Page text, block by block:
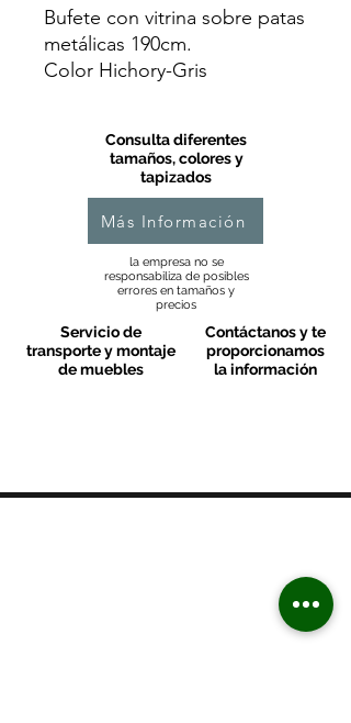
Bufete con vitrina sobre patas
metálicas 190cm.
Color Hichory-Gris
Consulta diferentes
tamaños, colores y
tapizados
Más Información
la empresa no se
responsabiliza de posibles
errores en tamaños y
precios
Servicio de
transporte y montaje
de muebles
Contáctanos y te
proporcionamos
la información